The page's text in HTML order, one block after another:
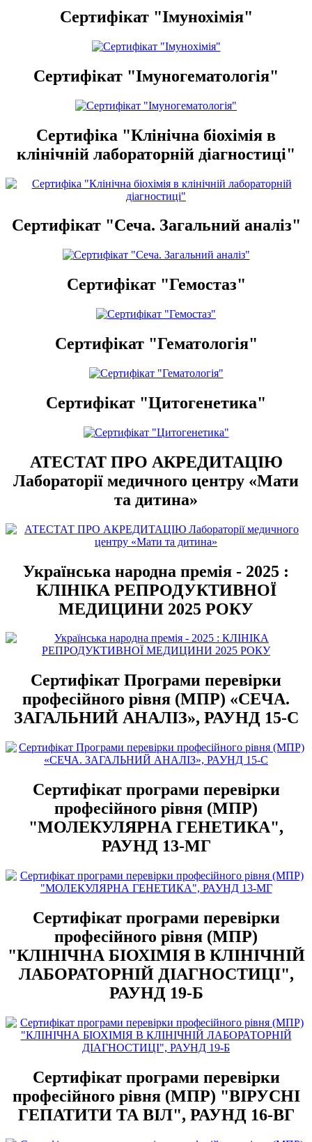
Сертифікат "Імунохімія"
Сертифікат "Імуногематологія"
Сертифіка "Клінічна біохімія в
клінічній лабораторній діагностиці"
Сертифікат "Сеча. Загальний аналіз"
Сертифікат "Гемостаз"
Сертифікат "Гематологія"
Сертифікат "Цитогенетика"
АТЕСТАТ ПРО АКРЕДИТАЦІЮ
Лабораторії медичного центру «Мати
та дитина»
Українська народна премія - 2025 :
КЛІНІКА РЕПРОДУКТИВНОЇ
МЕДИЦИНИ 2025 РОКУ
Сертифікат Програми перевірки
професійного рівня (МПР) «СЕЧА.
ЗАГАЛЬНИЙ АНАЛІЗ», РАУНД 15-С
Сертифікат програми перевірки
професійного рівня (МПР)
"МОЛЕКУЛЯРНА ГЕНЕТИКА",
РАУНД 13-МГ
Сертифікат програми перевірки
професійного рівня (МПР)
"КЛІНІЧНА БІОХІМІЯ В КЛІНІЧНІЙ
ЛАБОРАТОРНІЙ ДІАГНОСТИЦІ",
РАУНД 19-Б
Сертифікат програми перевірки
професійного рівня (МПР) "ВІРУСНІ
ГЕПАТИТИ ТА ВІЛ", РАУНД 16-ВГ